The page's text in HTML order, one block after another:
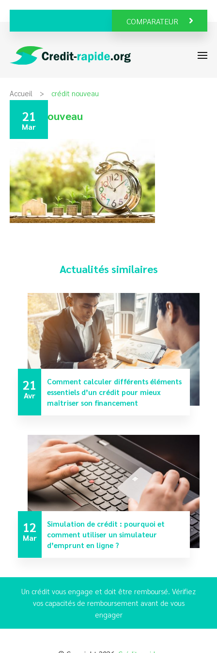
COMPARATEUR
Accueil crédit nouveau
crédit nouveau
21
Mar
Actualités similaires
21
Avr
Comment calculer différents éléments
essentiels d’un crédit pour mieux
maîtriser son financement
12
Mar
Simulation de crédit : pourquoi et
comment utiliser un simulateur
d’emprunt en ligne ?
Un crédit vous engage et doit être remboursé. Vérifiez
vos capacités de remboursement avant de vous
engager